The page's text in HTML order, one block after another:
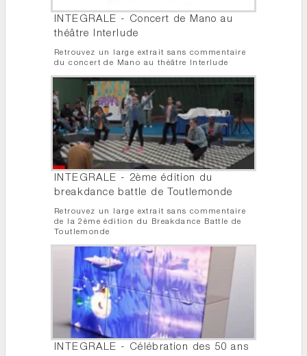
INTEGRALE - Concert de Mano au
théâtre Interlude
Retrouvez un large extrait sans commentaire
du concert de Mano au théâtre Interlude
INTEGRALE - 2ème édition du
breakdance battle de Toutlemonde
Retrouvez un large extrait sans commentaire
de la 2ème édition du Breakdance Battle de
Toutlemonde
INTEGRALE - Célébration des 50 ans